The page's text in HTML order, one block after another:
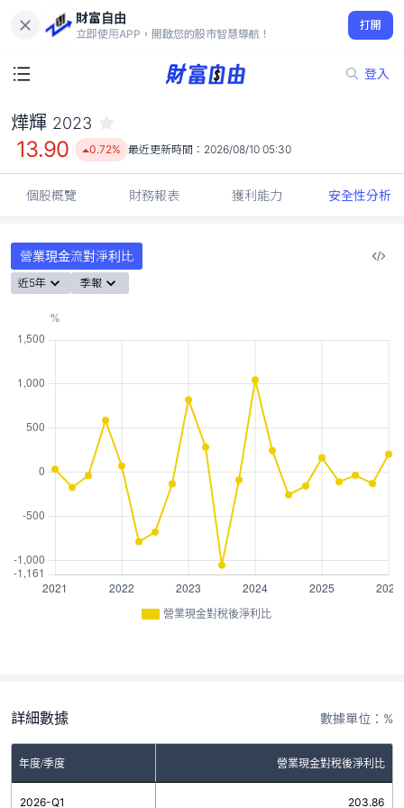
財富自由
立即使用APP，開啟您的股市智慧導航！
打開
登入
13.90
0.72%
燁輝 2023
13.90 0.72% 最近更新時間： 2026/08/10 05:30
個股概覽 財務報表 獲利能力 安全性分析
營業現金流對淨利比
近5年 季報
營業現金對稅後淨利比
詳細數據 數據單位：%
年度/季度 營業現金對稅後淨利比
2026-Q1 203.86